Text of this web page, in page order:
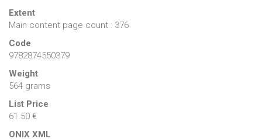
Extent
Main content page count : 376
Code
9782874550379
Weight
564 grams
List Price
61.50 €
ONIX XML